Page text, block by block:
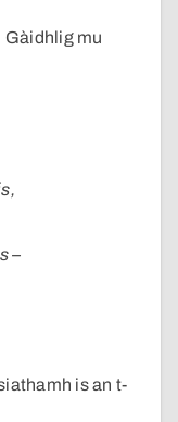
Gàidhlig mu
–
is an t-